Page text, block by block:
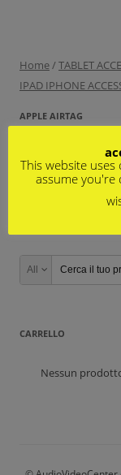
Home/TABLET
IPAD IPHONE
APPLE AIRTAG
Non è
All
CARRELLO
Nessun
This website
assume you're